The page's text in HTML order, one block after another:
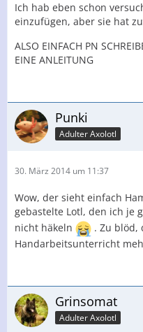
Ich hab eben schon
einzufügen, aber sie hat
ALSO EINFACH PN
EINE ANLEITUNG
Punki
Adulter Axolotl
30. März 2014 um 11:37
Wow, der sieht einfach
gebastelte Lotl, den ich je
nicht häkeln
. Zu blöd,
Handarbeitsunterricht
Grinsomat
Adulter Axolotl